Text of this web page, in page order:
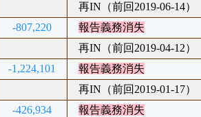
再IN（前回2019-06-14）
-807,220
報告義務消失
再IN（前回2019-04-12）
-1,224,101
報告義務消失
再IN（前回2019-01-17）
-426,934
報告義務消失